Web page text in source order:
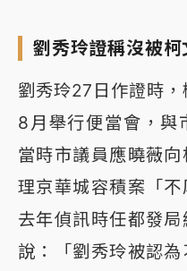
劉秀玲證稱沒被
劉秀玲27日作證時
8月舉行便當會，與
當時市議員應曉薇
理京華城容積案「
去年偵訊時任都發
說：「劉秀玲被認